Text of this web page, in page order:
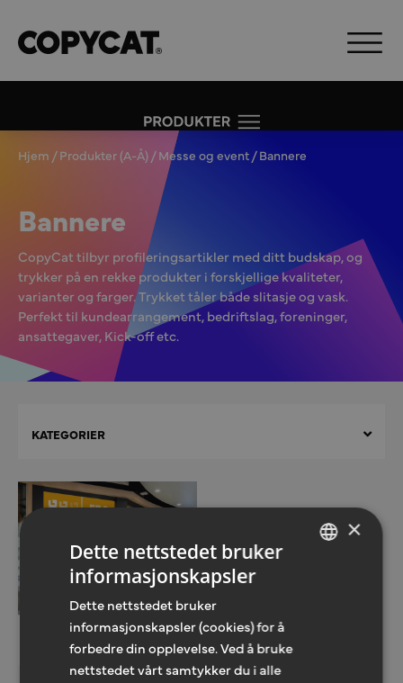
Hjem /Produkter (A-Å) /Messe og event/ Bannere
Bannere
CopyCat tilbyr profileringsartikler med ditt budskap, og
trykker på en rekke produkter i forskjellige kvaliteter,
varianter og farger. Trykket tåler både slitasje og vask.
Perfekt til kundearrangement, bedriftslag, foreninger,
ansattegaver, Kick-off etc.
KATEGORIER
Bannere
×
Dette nettstedet bruker
informasjonskapsler
Dette nettstedet bruker
informasjonskapsler (cookies) for å
forbedre din opplevelse. Ved å bruke
nettstedet vårt samtykker du i alle